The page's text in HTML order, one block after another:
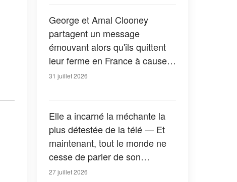
George et Amal Clooney
partagent un message
émouvant alors qu'ils quittent
leur ferme en France à cause
des feux de forêt — Tous les
31 juillet 2026
Elle a incarné la méchante la
plus détestée de la télé — Et
maintenant, tout le monde ne
cesse de parler de son
apparition dans la nouvelle
27 juillet 2026